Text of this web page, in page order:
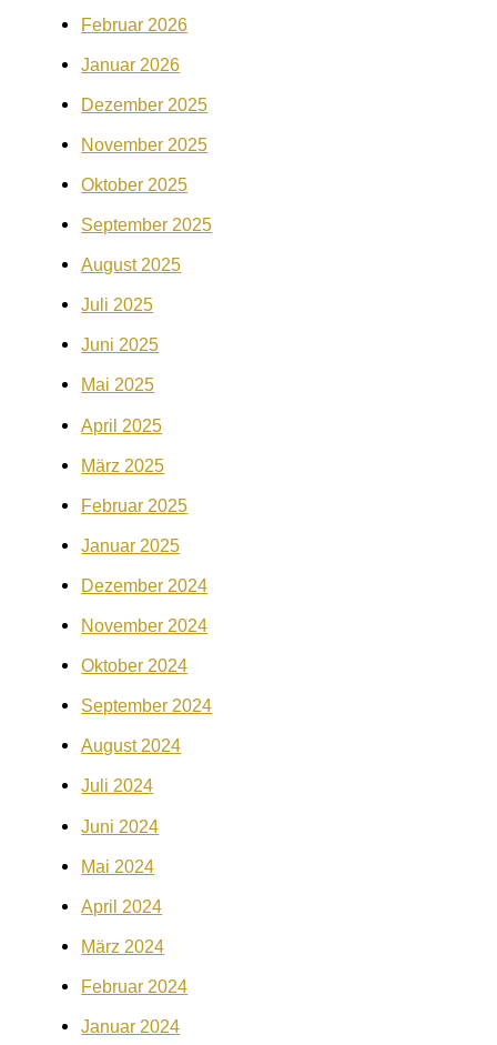
Februar 2026
Januar 2026
Dezember 2025
November 2025
Oktober 2025
September 2025
August 2025
Juli 2025
Juni 2025
Mai 2025
April 2025
März 2025
Februar 2025
Januar 2025
Dezember 2024
November 2024
Oktober 2024
September 2024
August 2024
Juli 2024
Juni 2024
Mai 2024
April 2024
März 2024
Februar 2024
Januar 2024